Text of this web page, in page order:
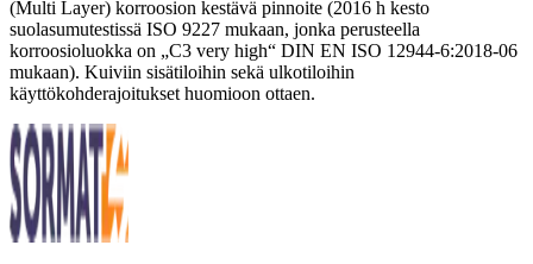
(Multi Layer) korroosion kestävä pinnoite (2016 h kesto
suolasumutestissä ISO 9227 mukaan, jonka perusteella
korroosioluokka on „C3 very high“ DIN EN ISO 12944-6:2018-06
mukaan). Kuiviin sisätiloihin sekä ulkotiloihin
käyttökohderajoitukset huomioon ottaen.